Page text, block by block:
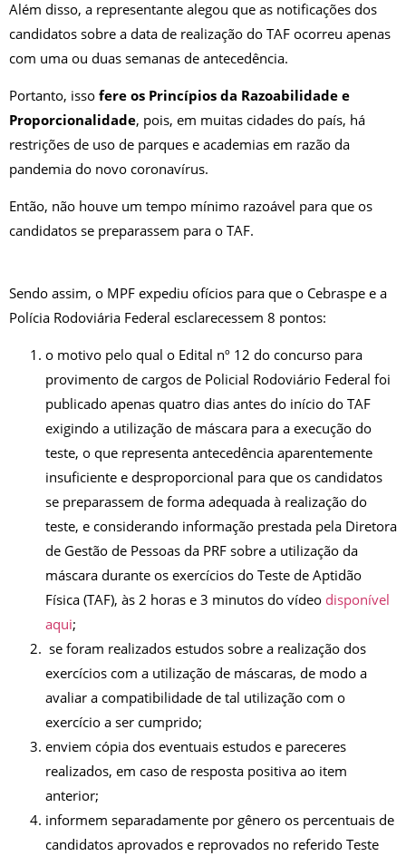
Além disso, a representante alegou que as notificações dos
candidatos sobre a data de realização do TAF ocorreu apenas
com uma ou duas semanas de antecedência.
Portanto, isso fere os Princípios da Razoabilidade e
Proporcionalidade, pois, em muitas cidades do país, há
restrições de uso de parques e academias em razão da
pandemia do novo coronavírus.
Então, não houve um tempo mínimo razoável para que os
candidatos se preparassem para o TAF.
Sendo assim, o MPF expediu ofícios para que o Cebraspe e a
Polícia Rodoviária Federal esclarecessem 8 pontos:
o motivo pelo qual o Edital nº 12 do concurso para
provimento de cargos de Policial Rodoviário Federal foi
publicado apenas quatro dias antes do início do TAF
exigindo a utilização de máscara para a execução do
teste, o que representa antecedência aparentemente
insuficiente e desproporcional para que os candidatos
se preparassem de forma adequada à realização do
teste, e considerando informação prestada pela Diretora
de Gestão de Pessoas da PRF sobre a utilização da
máscara durante os exercícios do Teste de Aptidão
Física (TAF), às 2 horas e 3 minutos do vídeo disponível
aqui;
se foram realizados estudos sobre a realização dos
exercícios com a utilização de máscaras, de modo a
avaliar a compatibilidade de tal utilização com o
exercício a ser cumprido;
enviem cópia dos eventuais estudos e pareceres
realizados, em caso de resposta positiva ao item
anterior;
informem separadamente por gênero os percentuais de
candidatos aprovados e reprovados no referido Teste